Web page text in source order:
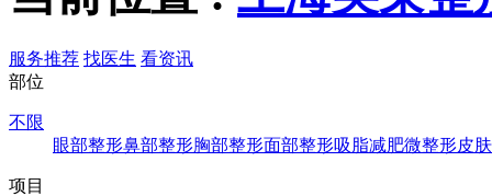
服务推荐 找医生 看资讯
部位
不限
眼部整形鼻部整形胸部整形面部整形吸脂减肥微整形皮
项目